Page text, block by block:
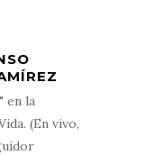
en la
(En vivo,